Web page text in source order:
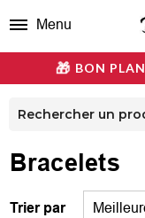
BON PLAN
Menu
Bracelets
Trier par